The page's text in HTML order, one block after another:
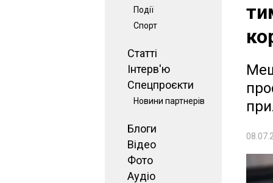
Події
Спорт
Статті
Інтерв'ю
Спецпроєкти
Новини партнерів
Блоги
Відео
Фото
Аудіо